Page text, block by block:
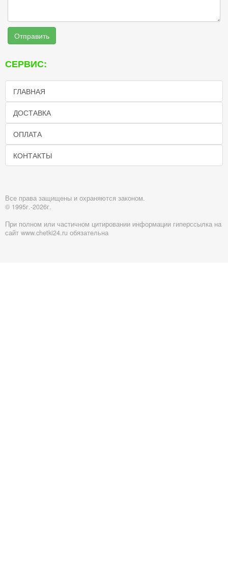
Отправить
СЕРВИС:
ГЛАВНАЯ
ДОСТАВКА
ОПЛАТА
КОНТАКТЫ
Все права защищены и охраняются законом.
© 1995г.-2026г.
При полном или частичном цитировании информации гиперссылка на
сайт www.chetki24.ru обязательна